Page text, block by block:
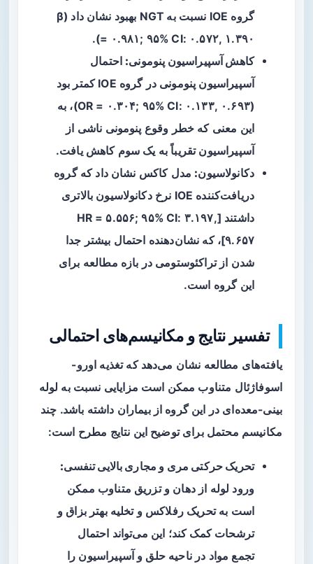
گروه IOE نسبت به NGT بهبود نشان داد (β
= ۰.۹۸۱; ۹۵% CI: ۰.۵۷۲, ۱.۳۹۰).
کاهش آسپیراسیون پنومونی: احتمال
آسپیراسیون پنومونی در گروه IOE کمتر بود
(OR = ۰.۳۰۴; ۹۵% CI: ۰.۱۳۳, ۰.۶۹۳)، به
این معنی که خطر وقوع پنومونی ناشی از
آسپیراسیون تقریباً به یک سوم کاهش یافت.
دکانولاسیون: مدل کاکس نشان داد که گروه
دریافت‌کننده IOE نرخ دکانولاسیون بالاتری
داشتند [HR = ۵.۵۵۶; ۹۵% CI: ۳.۱۹۷,
۹.۶۵۷]، که نشان‌دهنده احتمال بیشتر جدا
شدن از تراکئوستومی در بازه مطالعه برای
این گروه است.
تفسیر نتایج و مکانیسم‌های احتمالی
یافته‌های مطالعه نشان می‌دهد که تغذیه اورو-
اسوفاژئال متناوب ممکن است مزایایی نسبت به لوله
بینی-معده‌ای در این گروه از بیماران داشته باشد. چند
مکانیسم محتمل برای توضیح این نتایج مطرح است:
تحریک حرکتی مری و مجاری بالایی تنفسی:
ورود لوله از دهان و تزریق متناوب ممکن
است به تحریک رفلاکس و تخلیه بهتر بزاق و
ترشحات کمک کند؛ این می‌تواند احتمال
تجمع مواد در ناحیه حلق و آسپیراسیون را